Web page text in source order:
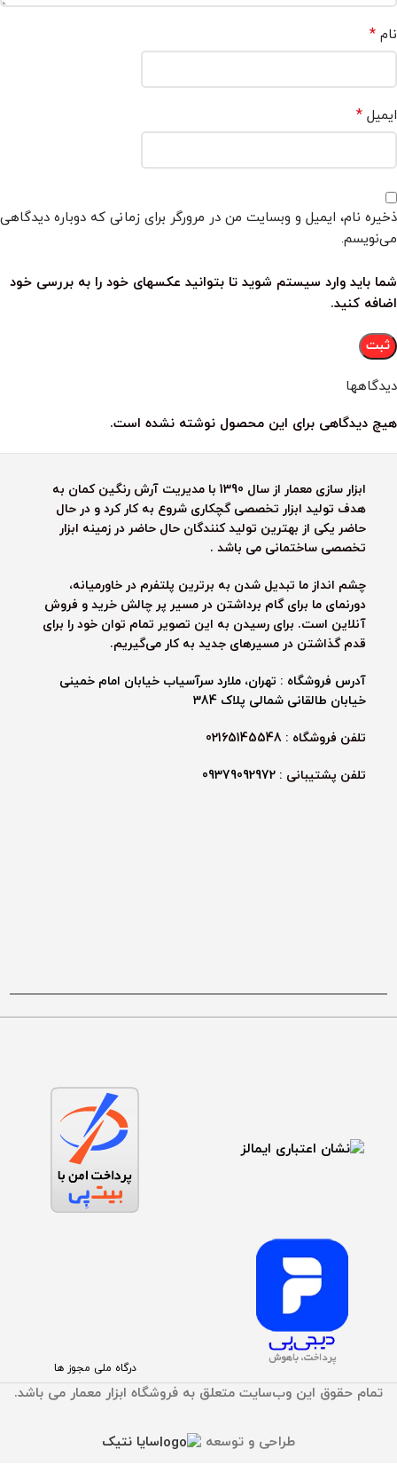
دیدگاهها
هیچ دیدگاهی برای این محصول نوشته نشده است.
نام *
ایمیل *
ذخیره نام، ایمیل و وبسایت من در مرورگر برای زمانی که دوباره دیدگاهی
می‌نویسم.
شما باید وارد سیستم شوید تا بتوانید عکسهای خود را به بررسی خود
اضافه کنید.
ابزار سازی معمار از سال 1390 با مدیریت آرش رنگین کمان به
هدف تولید ابزار تخصصی گچکاری شروع به کار کرد و در حال
حاضر یکی از بهترین تولید کنندگان حال حاضر در زمینه ابزار
تخصصی ساختمانی می باشد .
چشم انداز ما تبدیل شدن به برترین پلتفرم در خاورمیانه،
دورنمای ما برای گام برداشتن در مسیر پر چالش خرید و فروش
آنلاین است. برای رسیدن به این تصویر تمام توان خود را برای
قدم گذاشتن در مسیرهای جدید به کار می‌گیریم.
آدرس فروشگاه : تهران، ملارد سرآسیاب خیابان امام خمینی
خیابان طالقانی شمالی پلاک 384
تلفن فروشگاه : 02165145548
تلفن پشتیبانی : 09379092972
درگاه ملی مجوز ها
تمام حقوق اين وب‌سايت متعلق به فروشگاه ابزار معمار می باشد.
طراحی و توسعه سایا نتیک